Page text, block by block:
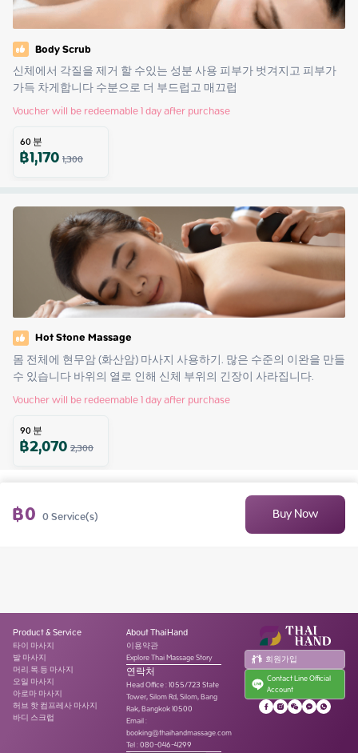
Body Scrub
신체에서 각질을 제거 할 수있는 성분 사용 피부가 벗겨지고 피부가
가득 차게합니다 수분으로 더 부드럽고 매끄럽
Voucher will be redeemable 1 day after purchase
60분
฿1,1701,300
Hot Stone Massage
몸 전체에 현무암 (화산암) 마사지 사용하기. 많은 수준의 이완을 만들
수 있습니다 바위의 열로 인해 신체 부위의 긴장이 사라집니다.
Voucher will be redeemable 1 day after purchase
90분
฿2,0702,300
฿0 0Service(s) Buy Now
Product & Service
타이 마사지
발 마사지
머리.목.등 마사지
오일 마사지
아로마 마사지
허브 핫 컴프레사 마사지
바디 스크럽
About ThaiHand
이용약관
Explore Thai Massage Story
연락처
Head Office:1055/723 State
Tower, Silom Rd, Silom, Bang
Rak, Bangkok 10500
Email :
booking@thaihandmassage.com
Tel:080-046-4299
회원가입
Contact Line Official
Account